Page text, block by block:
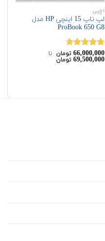
اچ‌پی
لپ تاپ 15 اینچی HP مدل
ProBook 650 G8
نمره4.67
از 5
66,000,000 تومان‌ تا ‌
69,500,000 تومان